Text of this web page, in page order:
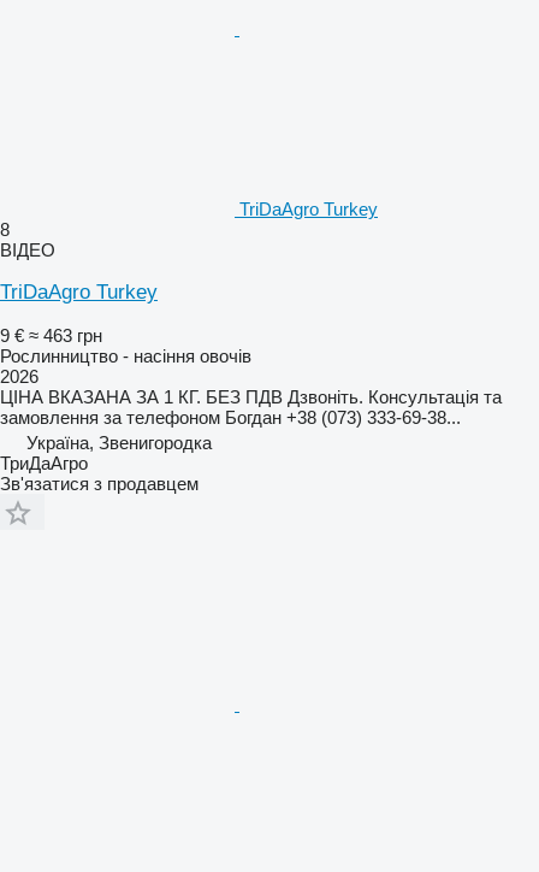
TriDaAgro Turkey
8
ВІДЕО
TriDaAgro Turkey
9 € ≈ 463 грн
Рослинництво - насіння овочів
2026
ЦІНА ВКАЗАНА ЗА 1 КГ. БЕЗ ПДВ Дзвоніть. Консультація та
замовлення за телефоном Богдан +38 (073) 333-69-38...
Україна, Звенигородка
ТриДаАгро
Зв'язатися з продавцем